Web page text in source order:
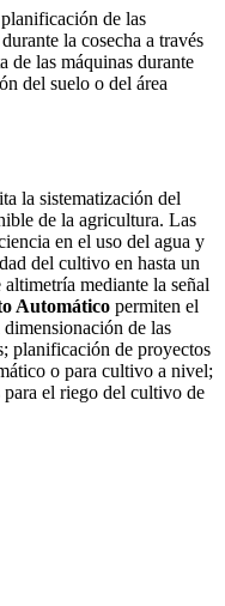
de las
la cosecha a través
de las máquinas durante
del suelo o del área
la sistematización del
de la agricultura. Las
en el uso del agua y
del cultivo en hasta un
mediante la señal
Automático permiten el
de las
planificación de proyectos
o para cultivo a nivel;
el riego del cultivo de